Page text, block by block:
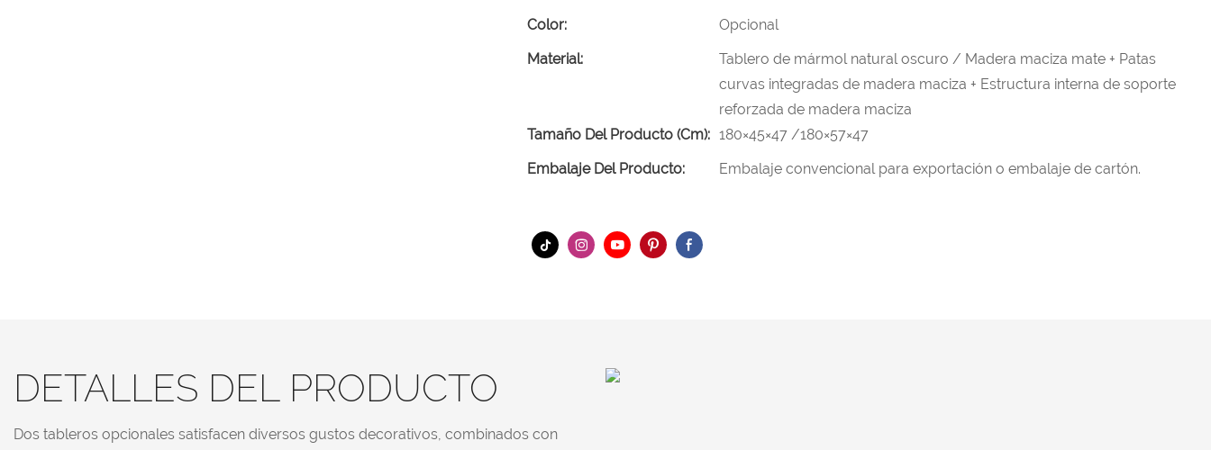
Color:
Opcional
Material:
Tablero de mármol natural oscuro / Madera maciza mate + Patas
curvas integradas de madera maciza + Estructura interna de soporte
reforzada de madera maciza
Tamaño Del Producto (cm): 180×45×47 /180×57×47
Embalaje Del Producto:
Embalaje convencional para exportación o embalaje de cartón.
DETALLES DEL PRODUCTO
Dos tableros opcionales satisfacen diversos gustos decorativos, combinados con